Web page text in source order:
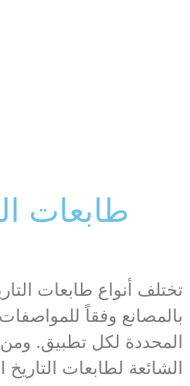
طابعات
تختلف أنواع طابعات
بالمصانع وفقاً
المحددة لكل تطبيق. ومن
الشائعة لطابعات التاريخ